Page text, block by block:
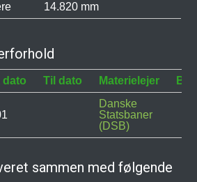
14.820 mm
dato Til dato Materielejer
Danske
Statsbaner
(DSB)
sammen med følgende